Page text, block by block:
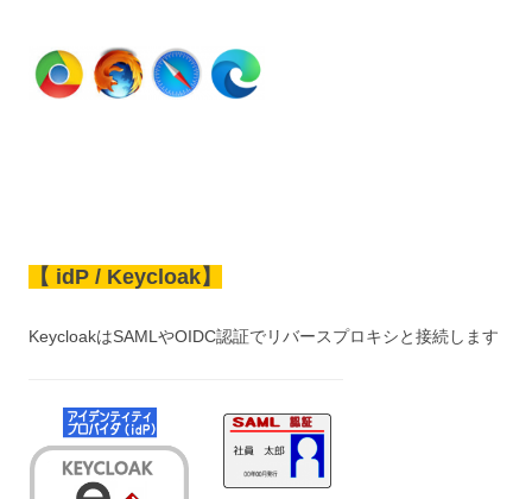
【 idP / Keycloak】
KeycloakはSAMLやOIDC認証でリバースプロキシと接続します